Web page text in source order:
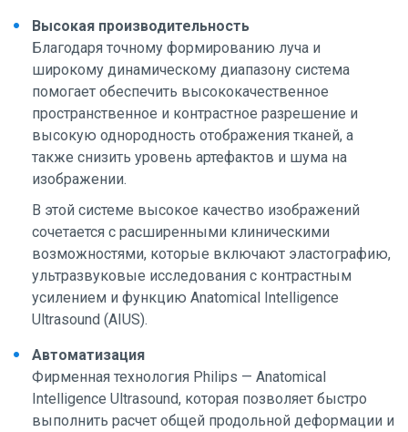
Высокая производительность
Благодаря точному формированию луча и
широкому динамическому диапазону система
помогает обеспечить высококачественное
пространственное и контрастное разрешение и
высокую однородность отображения тканей, а
также снизить уровень артефактов и шума на
изображении.
В этой системе высокое качество изображений
сочетается с расширенными клиническими
возможностями, которые включают эластографию,
ультразвуковые исследования с контрастным
усилением и функцию Anatomical Intelligence
Ultrasound (AIUS).
Автоматизация
Фирменная технология Philips — Anatomical
Intelligence Ultrasound, которая позволяет быстро
выполнить расчет общей продольной деформации и